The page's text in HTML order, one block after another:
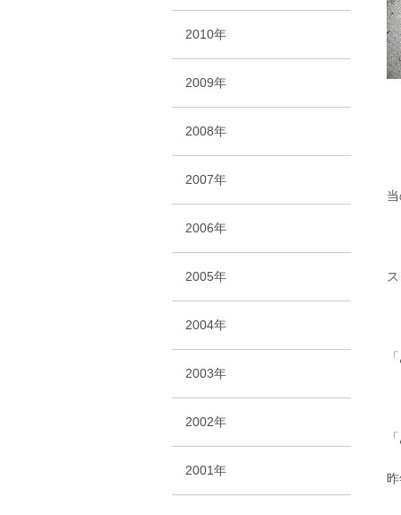
2010年
2009年
2008年
2007年
2006年
2005年
2004年
2003年
2002年
2001年